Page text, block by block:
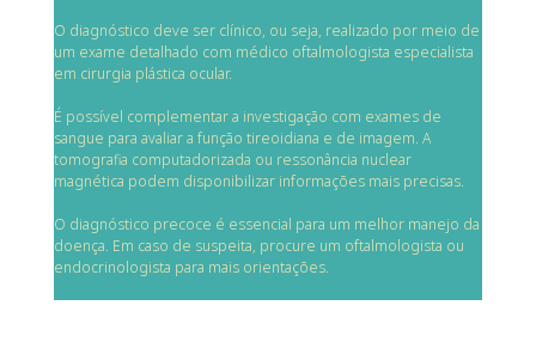
O diagnóstico deve ser clínico, ou seja, realizado por meio de
um exame detalhado com médico oftalmologista especialista
em cirurgia plástica ocular.
É possível complementar a investigação com exames de
sangue para avaliar a função tireoidiana e de imagem. A
tomografia computadorizada ou ressonância nuclear
magnética podem disponibilizar informações mais precisas.
O diagnóstico precoce é essencial para um melhor manejo da
doença. Em caso de suspeita, procure um oftalmologista ou
endocrinologista para mais orientações.